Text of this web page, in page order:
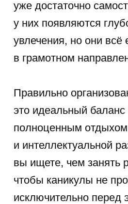
Прививаем IT-
ребенку через
Наш курс программирования
Подробнее
Особенности
ребенка 9 лет